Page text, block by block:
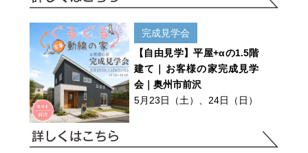
完成見学会
【自由見学】平屋+αの1.5階
建て｜お客様の家完成見学
会｜奥州市前沢
5月23日（土）、24日（日）